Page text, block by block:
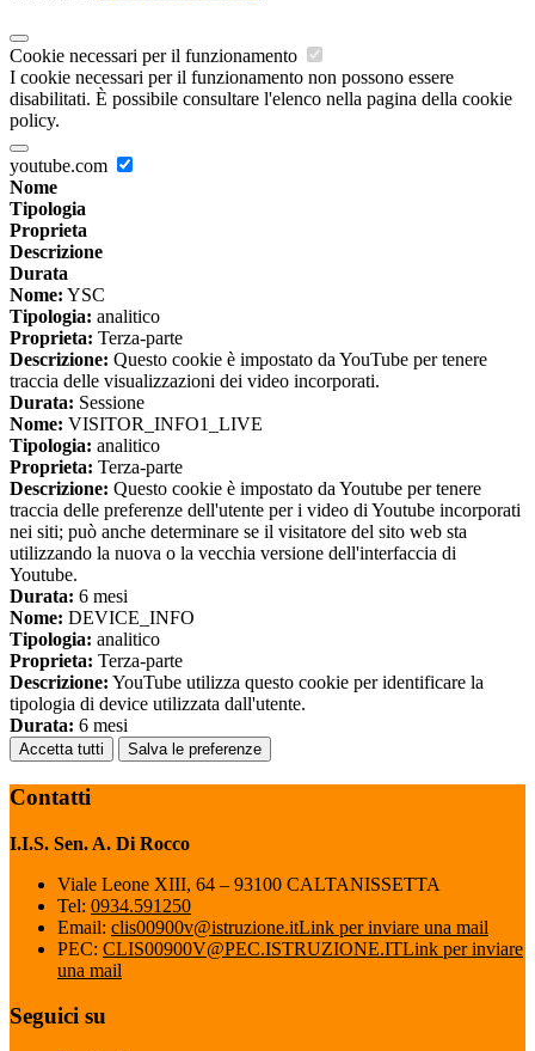
Cookie necessari per il funzionamento
I cookie necessari per il funzionamento non possono essere
disabilitati. È possibile consultare l'elenco nella pagina della cookie
policy.
youtube.com
Nome
Tipologia
Proprieta
Descrizione
Durata
Nome: YSC
Tipologia: analitico
Proprieta: Terza-parte
Descrizione: Questo cookie è impostato da YouTube per tenere
traccia delle visualizzazioni dei video incorporati.
Durata: Sessione
Nome: VISITOR_INFO1_LIVE
Tipologia: analitico
Proprieta: Terza-parte
Descrizione: Questo cookie è impostato da Youtube per tenere
traccia delle preferenze dell'utente per i video di Youtube incorporati
nei siti; può anche determinare se il visitatore del sito web sta
utilizzando la nuova o la vecchia versione dell'interfaccia di
Youtube.
Durata: 6 mesi
Nome: DEVICE_INFO
Tipologia: analitico
Proprieta: Terza-parte
Descrizione: YouTube utilizza questo cookie per identificare la
tipologia di device utilizzata dall'utente.
Durata: 6 mesi
Accetta tutti Salva le preferenze
Contatti
I.I.S. Sen. A. Di Rocco
Viale Leone XIII, 64 – 93100 CALTANISSETTA
Tel: 0934.591250
Email: clis00900v@istruzione.itLink per inviare una mail
PEC: CLIS00900V@PEC.ISTRUZIONE.ITLink per inviare
una mail
Seguici su